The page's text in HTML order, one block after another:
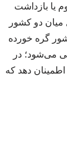
یا بازداشت
میان دو کشور
گره خورده
می‌شود؛ در
دهد که